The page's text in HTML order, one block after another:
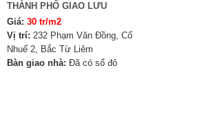
THÀNH PHỐ GIAO LƯU
Giá: 30 tr/m2
Vị trí: 232 Phạm Văn Đồng, Cổ
Nhuế 2, Bắc Từ Liêm
Bàn giao nhà: Đã có sổ đỏ